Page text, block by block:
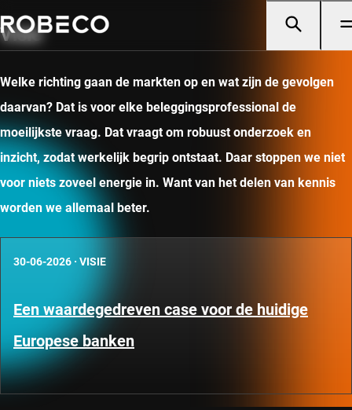
Visie
Welke richting gaan de markten op en wat zijn de gevolgen
daarvan? Dat is voor elke beleggingsprofessional de
moeilijkste vraag. Dat vraagt om robuust onderzoek en
inzicht, zodat werkelijk begrip ontstaat. Daar stoppen we niet
voor niets zoveel energie in. Want van het delen van kennis
worden we allemaal beter.
30-06-2026 · VISIE
Een waardegedreven case voor de huidige
Europese banken